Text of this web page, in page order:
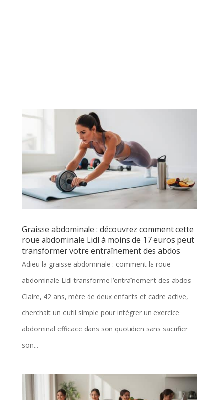
Graisse abdominale : découvrez comment cette
roue abdominale Lidl à moins de 17 euros peut
transformer votre entraînement des abdos
Adieu la graisse abdominale : comment la roue
abdominale Lidl transforme l’entraînement des abdos
Claire, 42 ans, mère de deux enfants et cadre active,
cherchait un outil simple pour intégrer un exercice
abdominal efficace dans son quotidien sans sacrifier
son...